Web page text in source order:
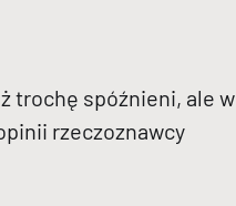
trochę spóźnieni, ale w
rzeczoznawcy